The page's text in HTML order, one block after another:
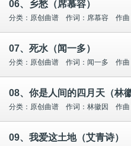
06、乡愁（席慕容）
分类：原创曲谱 作词：席慕容 作
07、死水（闻一多）
分类：原创曲谱 作词：闻一多 作
08、你是人间的四月天（林
分类：原创曲谱 作词：林徽因 作
09、我爱这土地（艾青诗）